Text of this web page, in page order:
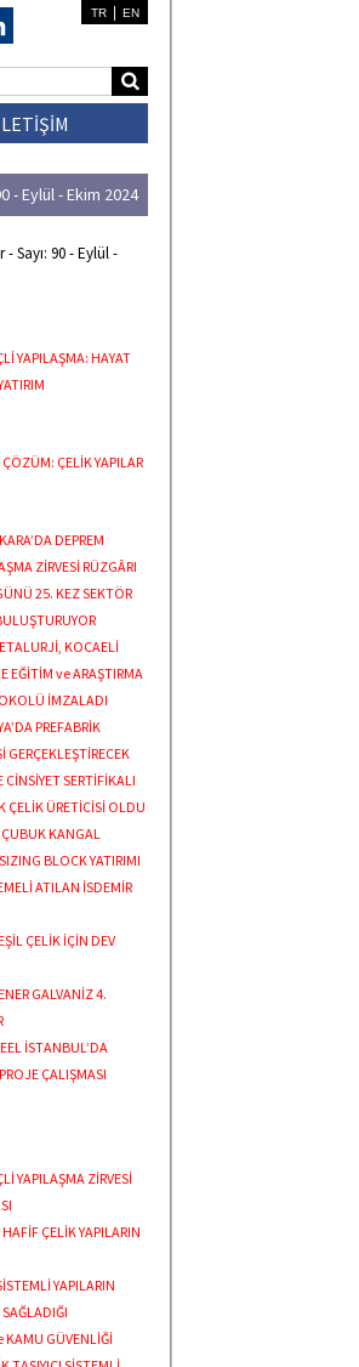
TR EN
- Eylül - Ekim 2024
YAPILAŞMA: HAYAT
ÇÖZÜM: ÇELİK YAPILAR
DEPREM
ZİRVESİ RÜZGÂRI
25. KEZ SEKTÖR
KOCAELİ
EĞİTİM ve ARAŞTIRMA
İMZALADI
PREFABRİK
GERÇEKLEŞTİRECEK
CİNSİYET SERTİFİKALI
ÇELİK ÜRETİCİSİ OLDU
ÇUBUK KANGAL
BLOCK YATIRIMI
ATILAN İSDEMİR
ÇELİK İÇİN DEV
GALVANİZ 4.
İSTANBUL’DA
ÇALIŞMASI
YAPILAŞMA ZİRVESİ
ÇELİK YAPILARIN
YAPILARIN
SAĞLADIĞI
KAMU GÜVENLİĞİ